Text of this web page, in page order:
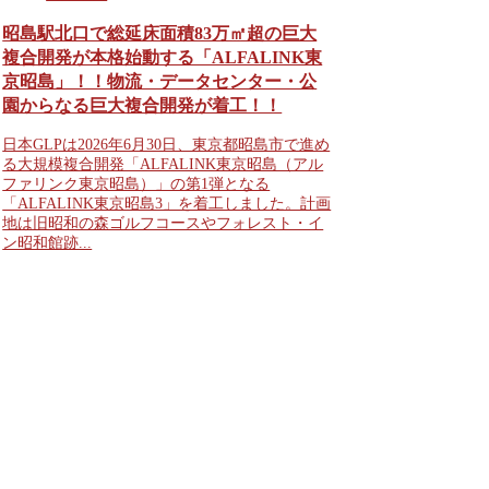
昭島駅北口で総延床面積83万㎡超の巨大
複合開発が本格始動する「ALFALINK東
京昭島」！！物流・データセンター・公
園からなる巨大複合開発が着工！！
日本GLPは2026年6月30日、東京都昭島市で進め
る大規模複合開発「ALFALINK東京昭島（アル
ファリンク東京昭島）」の第1弾となる
「ALFALINK東京昭島3」を着工しました。計画
地は旧昭和の森ゴルフコースやフォレスト・イ
ン昭和館跡...